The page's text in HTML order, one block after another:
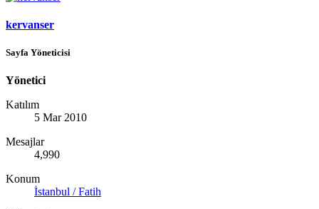
kervanser
Sayfa Yöneticisi
Yönetici
Katılım
5 Mar 2010
Mesajlar
4,990
Konum
İstanbul / Fatih